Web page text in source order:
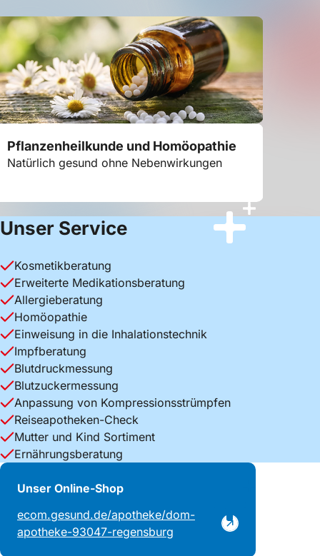
Pflanzenheilkunde und Homöopathie
Natürlich gesund ohne Nebenwirkungen
Unser Service
Kosmetikberatung
Erweiterte Medikationsberatung
Allergieberatung
Homöopathie
Einweisung in die Inhalationstechnik
Impfberatung
Blutdruckmessung
Blutzuckermessung
Anpassung von Kompressionsstrümpfen
Reiseapotheken-Check
Mutter und Kind Sortiment
Ernährungsberatung
Unser Online-Shop
ecom.gesund.de/apotheke/dom-
apotheke-93047-regensburg